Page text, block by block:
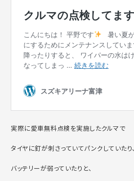
実際に愛車無料点検を実施したクルマで
タイヤに釘が刺さっていてパンクしていたり、
バッテリーが弱っていたりと、